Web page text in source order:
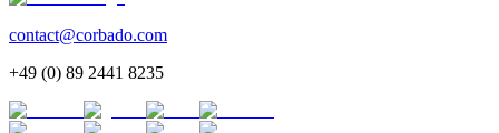
contact@corbado.com
+49 (0) 89 2441 8235